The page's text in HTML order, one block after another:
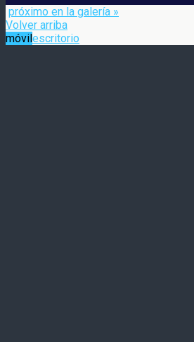
próximo en la galería »
Volver arriba
móvilescritorio